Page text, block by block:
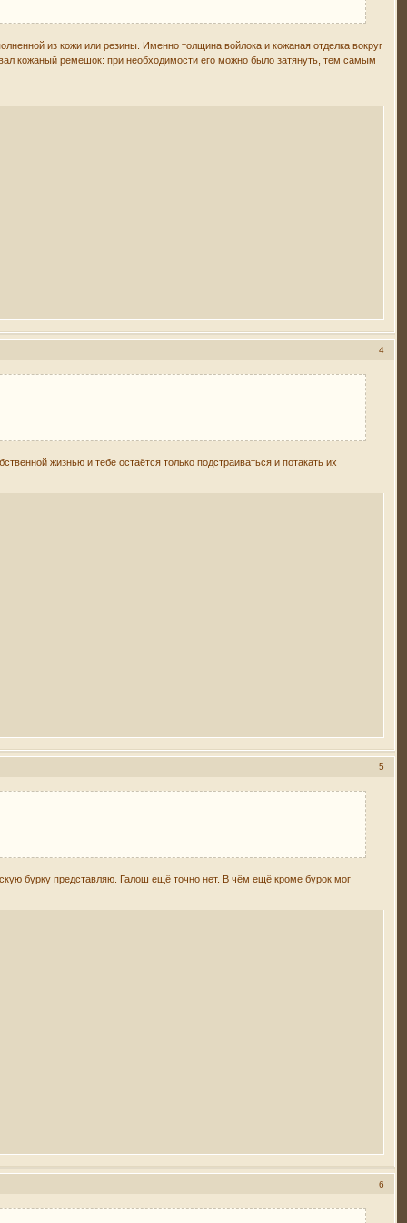
из кожи или резины. Именно толщина войлока и кожаная отделка вокруг
кожаный ремешок: при необходимости его можно было затянуть, тем самым
4
жизнью и тебе остаётся только подстраиваться и потакать их
5
бурку представляю. Галош ещё точно нет. В чём ещё кроме бурок мог
6